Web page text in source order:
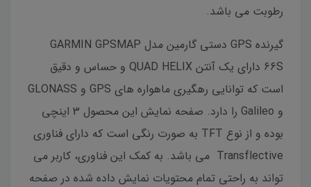
رطوبت می باشد.
گیرنده GPS دستی گارمین مدل GARMIN GPSMAP
66S دارای یک آنتن QUAD HELIX و حساس و دقیق
است که توانایی رهگیری ماهواره های GPS و GLONASS
و Galileo را دارد. صفحه نمایش این محصول 3 اینچی
بوده و از نوع TFT به صورت رنگی است که دارای فناوری
Transflective می باشد. به کمک این فناوری، کاربر می
تواند به راحتی تمام محتویات نمایش داده شده در صفحه